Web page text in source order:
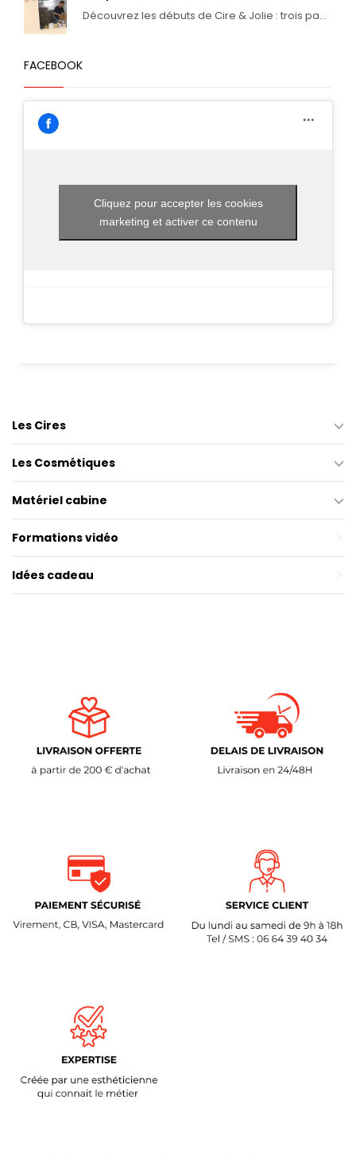
Découvrez les débuts de Cire & Jolie : trois pa...
FACEBOOK
Cliquez pour accepter les cookies
marketing et activer ce contenu
Les Cires
Les Cosmétiques
Matériel cabine
Formations vidéo
Idées cadeau